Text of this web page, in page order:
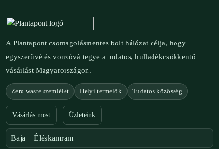
A Plantapont csomagolásmentes bolt hálózat célja, hogy
egyszerűvé és vonzóvá tegye a tudatos, hulladékcsökkentő
vásárlást Magyarországon.
Zero waste szemlélet Helyi termelők Tudatos közösség
Vásárlás most Üzleteink
Baja – Éléskamrám